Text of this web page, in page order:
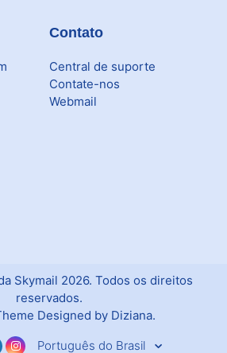
Contato
Central de suporte
Contate-nos
Webmail
Skymail 2026. Todos os direitos
reservados.
Designed by Diziana.
Português do Brasil